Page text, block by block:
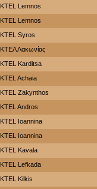
KTEL Lemnos
KTEL Lemnos
KTEL Syros
ΚΤΕΛ Λακωνίας
ΚΤΕL Karditsa
KTEL Achaia
KTEL Zakynthos
KTEL Andros
KTEL Ioannina
KTEL Ioannina
KTEL Kavala
KTEL Lefkada
KTEL Kilkis